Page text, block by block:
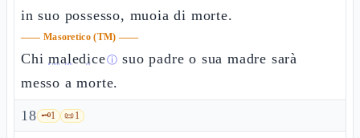
in suo possesso, muoia di morte.
—— Masoretico (TM) ——
Chimalediceⓘ suo padre o sua madre sarà
messo a morte.
18 🗝️1 📜1